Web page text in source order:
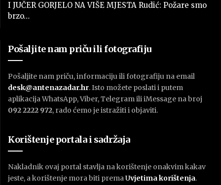
I JUČER GORJELO NA VIŠE MJESTA Rudić: Požare smo
brzo…
Pošaljite nam priču ili fotografiju
Pošaljite nam priču, informaciju ili fotografiju na email
desk@antenazadar.hr. Isto možete poslati i putem
aplikacija WhatsApp, Viber, Telegram ili iMessage na broj
092 2222 972, rado ćemo je istražiti i objaviti.
Korištenje portala i sadržaja
Nakladnik ovaj portal stavlja na korištenje onakvim kakav
jeste, a korištenje mora biti premaUvjetima korištenja.